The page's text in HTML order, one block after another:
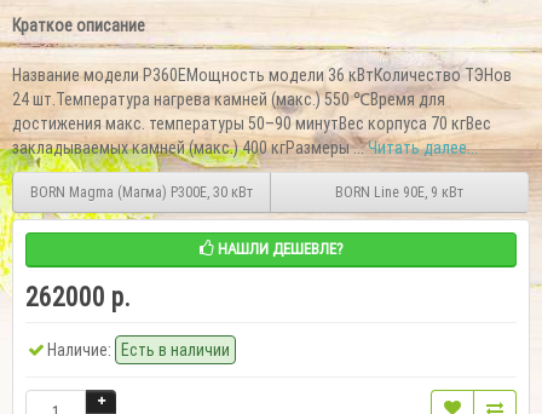
Краткое описание
Название модели Р360EМощность модели 36 кВтКоличество ТЭНов
24 шт.Температура нагрева камней (макс.) 550 ℃Время для
достижения макс. температуры 50–90 минутВес корпуса 70 кгВес
закладываемых камней (макс.) 400 кгРазмеры ...Читать далее...
BORN Magma (Магма) Р300E, 30 кВт BORN Line 90E, 9 кВт
НАШЛИ ДЕШЕВЛЕ?
262000 р.
Наличие: Есть в наличии